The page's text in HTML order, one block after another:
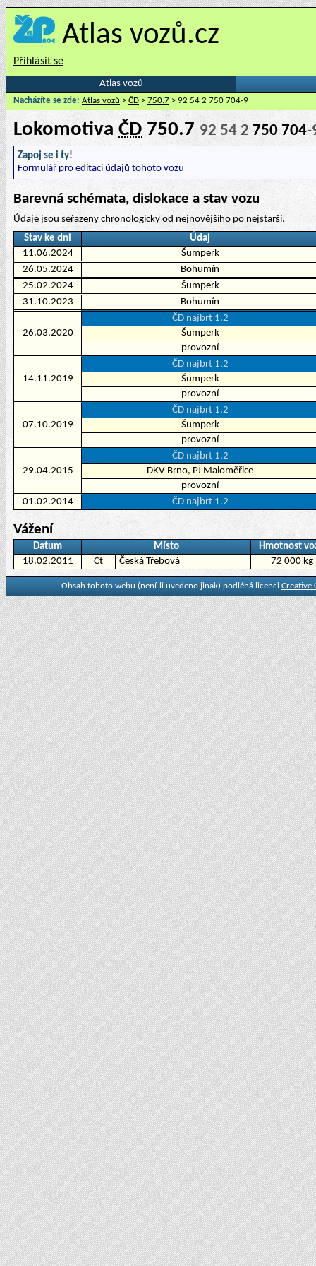
Atlas vozů.cz
Přihlásit se
Atlas vozů
Nacházíte se zde: Atlas vozů > ČD > 750.7 > 92 54 2 750 704-9
Lokomotiva ČD 750.7 92 54 2 750 704-
Zapoj se i ty!
Formulář pro editaci údajů tohoto vozu
Barevná schémata, dislokace a stav vozu
Údaje jsou seřazeny chronologicky od nejnovějšího po nejstarší.
Stav ke dni
Údaj
11.06.2024
Šumperk
26.05.2024
Bohumín
25.02.2024
Šumperk
31.10.2023
Bohumín
26.03.2020
ČD najbrt 1.2
Šumperk
provozní
14.11.2019
ČD najbrt 1.2
Šumperk
provozní
07.10.2019
ČD najbrt 1.2
Šumperk
provozní
29.04.2015
ČD najbrt 1.2
DKV Brno, PJ Maloměřice
provozní
01.02.2014
ČD najbrt 1.2
Vážení
Datum Místo
Hmotnost
18.02.2011
Ct Česká Třebová 72 000 kg
Obsah tohoto webu (není-li uvedeno jinak) podléhá licenci Creative